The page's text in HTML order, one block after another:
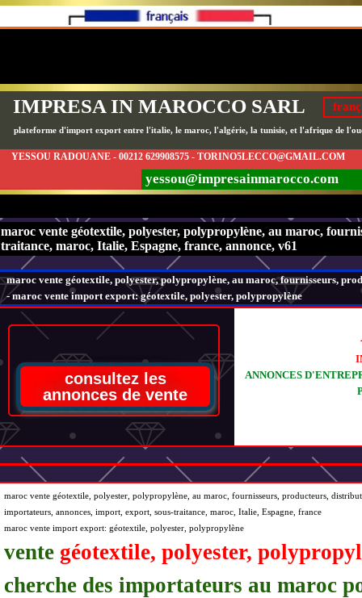
IMPRESA IN MAROCCO SARL
plateforme d'import export entre l'italie, le maroc, l'algérie, la tunisie, et l'afrique de
YESSOU RADOUANE - 00212 629908575 - TORINO5LECCO@GMAIL.COM
yessou@impresainmarocco.com
maroc vente géotextile, polyester, polypropylène, au maroc,
traitance, maroc, Italie, Espagne, france, annonce, v61
maroc vente géotextile, polyester, polypropylène, au maroc, fournisseurs,
-maroc vente import export: géotextile, polyester, polypropylène
consultez les
annonces de vente
ANNONCES
maroc vente géotextile, polyester, polypropylène, au maroc, fournisseurs, producteurs,
importateurs, annonces, import, export, sous-traitance, maroc, Italie, Espagne, france
maroc vente import export: géotextile, polyester, polypropylène
vente géotextile, polyester,
cherche des importateurs au maroc